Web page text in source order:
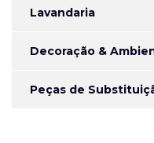
Lavandaria
Decoração &
Peças de